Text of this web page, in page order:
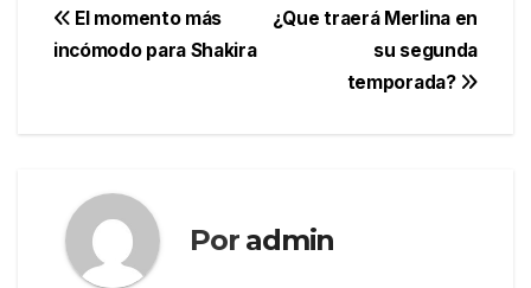
Navegación
¿Que traerá Merlina en
su segunda
temporada?
El momento más
incómodo para Shakira
Por admin